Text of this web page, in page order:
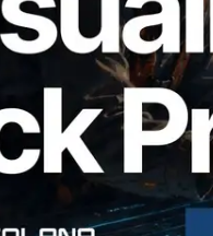
視覺化區塊生